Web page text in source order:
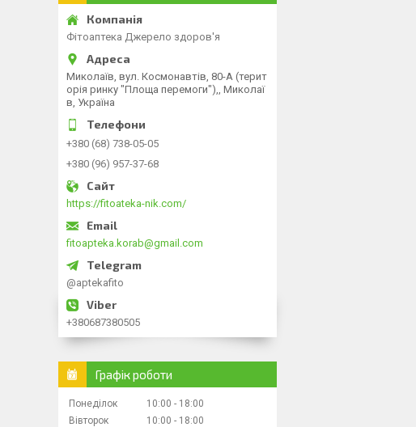
Фітоаптека Джерело здоров'я
Миколаїв, вул. Космонавтів, 80-А (терит
орія ринку "Площа перемоги"),, Миколаї
в, Україна
+380 (68) 738-05-05
+380 (96) 957-37-68
https://fitoateka-nik.com/
fitoapteka.korab@gmail.com
@aptekafito
+380687380505
Графік роботи
Понеділок 10:00
18:00
Вівторок
10:00
18:00